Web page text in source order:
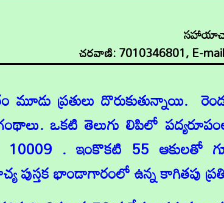
చరవాణి: 7010346801, E-
మూడు ప్రతులు దొరుకుతున్నాయి.
ఒకటి తెలుగు లిపిలో
. ఇంకొకటి 55 ఆకులతో
పుస్తక భాండాగారంలో ఉన్న కాగితపు